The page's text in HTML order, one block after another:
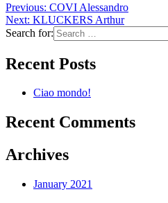
Previous: COVI Alessandro
Next: KLUCKERS Arthur
Search for:
Recent Posts
Ciao mondo!
Recent Comments
Archives
January 2021